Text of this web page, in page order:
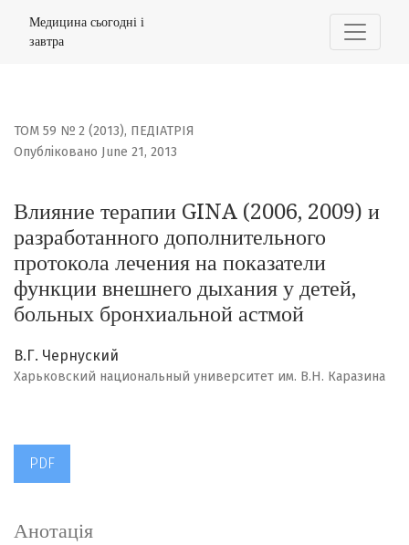
Влияние терапии GINA (2006, 2009) и
Медицина сьогодні і
завтра
ТОМ 59 № 2 (2013), ПЕДІАТРІЯ
Влияние терапии GINA (2006, 2009) и
разработанного дополнительного
протокола лечения на показатели
функции внешнего дыхания у детей,
больных бронхиальной астмой
Опубліковано June 21, 2013
В.Г. Чернуский
Харьковский национальный университет им. В.Н. Каразина
PDF
Анотація